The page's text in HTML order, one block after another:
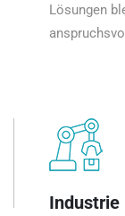
Lösungen
Industrie